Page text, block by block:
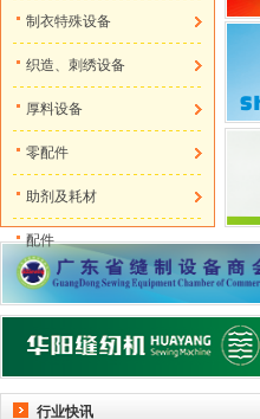
制衣特殊设备
织造、刺绣设备
厚料设备
零配件
助剂及耗材
配件
行业快讯